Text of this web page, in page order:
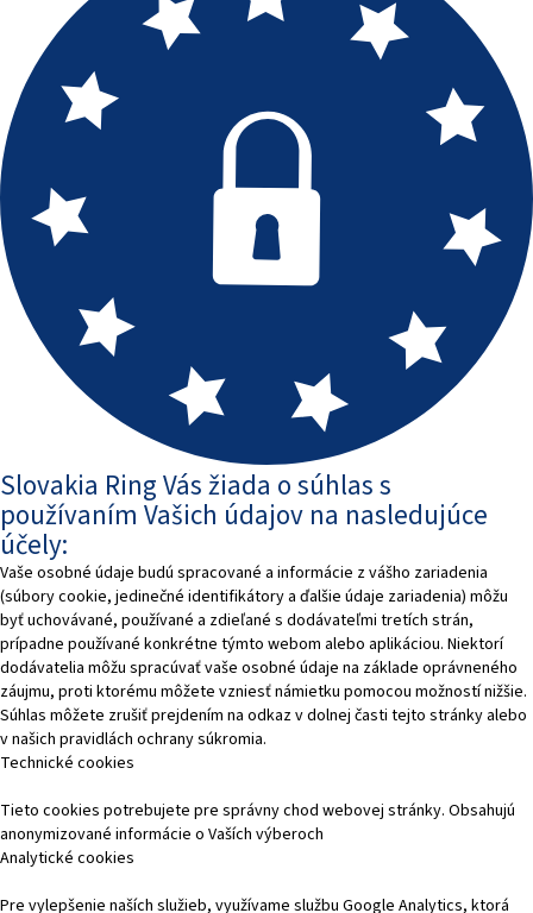
Slovakia Ring Vás žiada o súhlas s
používaním Vašich údajov na nasledujúce
účely:
Vaše osobné údaje budú spracované a informácie z vášho zariadenia
(súbory cookie, jedinečné identifikátory a ďalšie údaje zariadenia) môžu
byť uchovávané, používané a zdieľané s dodávateľmi tretích strán,
prípadne používané konkrétne týmto webom alebo aplikáciou. Niektorí
dodávatelia môžu spracúvať vaše osobné údaje na základe oprávneného
záujmu, proti ktorému môžete vzniesť námietku pomocou možností nižšie.
Súhlas môžete zrušiť prejdením na odkaz v dolnej časti tejto stránky alebo
v našich pravidlách ochrany súkromia.
Technické cookies
Tieto cookies potrebujete pre správny chod webovej stránky. Obsahujú
anonymizované informácie o Vaších výberoch
Analytické cookies
Pre vylepšenie naších služieb, využívame službu Google Analytics, ktorá